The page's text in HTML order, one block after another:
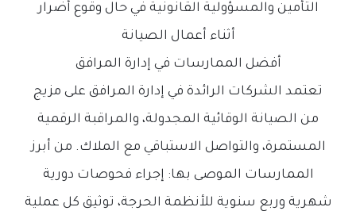
التأمين والمسؤولية القانونية في حال وقوع أضرار
أثناء أعمال الصيانة
أفضل الممارسات في إدارة المرافق
تعتمد الشركات الرائدة في إدارة المرافق على مزيج
من الصيانة الوقائية المجدولة، والمراقبة الرقمية
المستمرة، والتواصل الاستباقي مع الملاك. من أبرز
الممارسات الموصى بها: إجراء فحوصات دورية
شهرية وربع سنوية للأنظمة الحرجة، توثيق كل عملية